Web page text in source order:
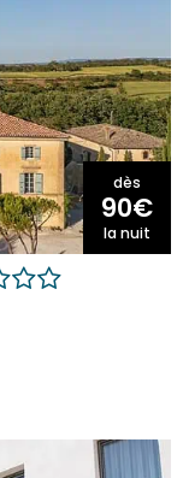
dès
90€
la nuit